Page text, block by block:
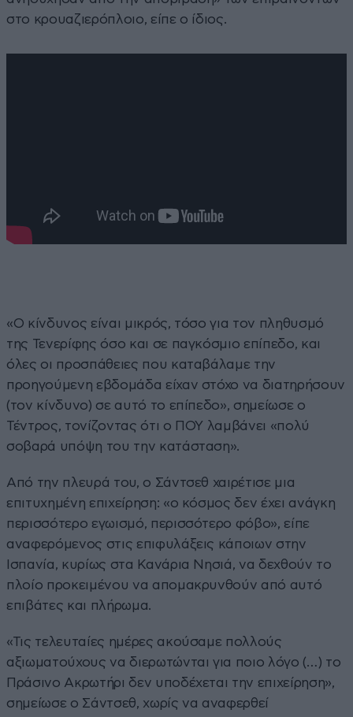
στο κρουαζιερόπλοιο, είπε ο ίδιος.
«Ο κίνδυνος είναι μικρός, τόσο για τον πληθυσμό
της Τενερίφης όσο και σε παγκόσμιο επίπεδο, και
όλες οι προσπάθειες που καταβάλαμε την
προηγούμενη εβδομάδα είχαν στόχο να διατηρήσουν
(τον κίνδυνο) σε αυτό το επίπεδο», σημείωσε ο
Τέντρος, τονίζοντας ότι ο ΠΟΥ λαμβάνει «πολύ
σοβαρά υπόψη του την κατάσταση».
Από την πλευρά του, ο Σάντσεθ χαιρέτισε μια
επιτυχημένη επιχείρηση: «ο κόσμος δεν έχει ανάγκη
περισσότερο εγωισμό, περισσότερο φόβο», είπε
αναφερόμενος στις επιφυλάξεις κάποιων στην
Ισπανία, κυρίως στα Κανάρια Νησιά, να δεχθούν το
πλοίο προκειμένου να απομακρυνθούν από αυτό
επιβάτες και πλήρωμα.
«Τις τελευταίες ημέρες ακούσαμε πολλούς
αξιωματούχους να διερωτώνται για ποιο λόγο (…) το
Πράσινο Ακρωτήρι δεν υποδέχεται την επιχείρηση»,
σημείωσε ο Σάντσεθ, χωρίς να αναφερθεί